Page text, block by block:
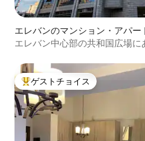
エレバンのマンション・アパー
エレバン中心部の共和国広場に
大好評のゲストチョイスです。
ゲストチョイス